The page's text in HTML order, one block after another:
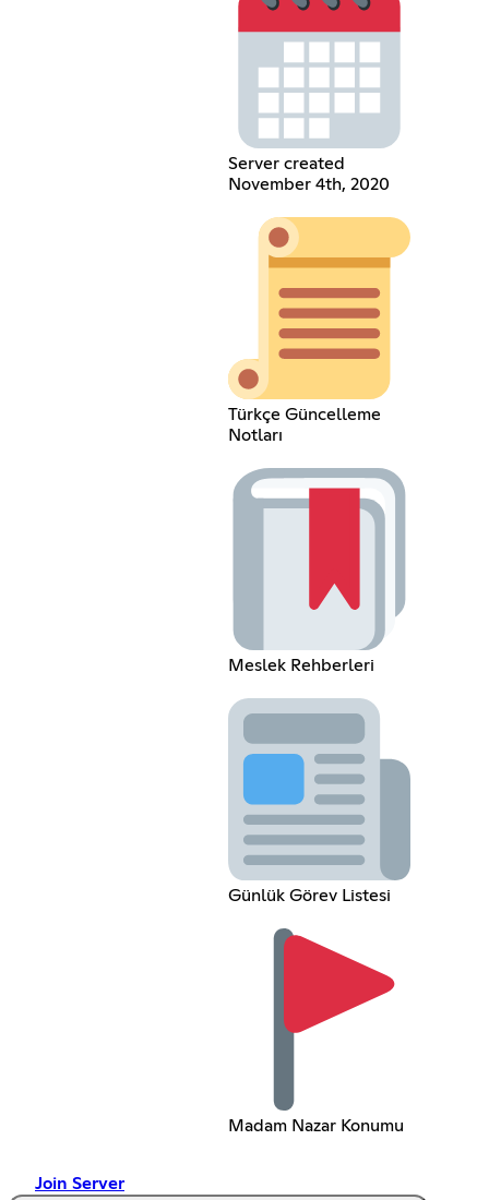
Server created
November 4th, 2020
Türkçe Güncelleme
Notları
Meslek Rehberleri
Günlük Görev Listesi
Madam Nazar Konumu
Join Server